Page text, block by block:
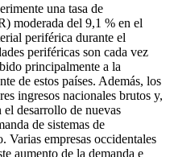
una tasa de
moderada del 9,1 % en el
periférica durante el
periféricas son cada vez
principalmente a la
de estos países. Además, los
ingresos nacionales brutos y,
desarrollo de nuevas
de sistemas de
Varias empresas occidentales
aumento de la demanda e